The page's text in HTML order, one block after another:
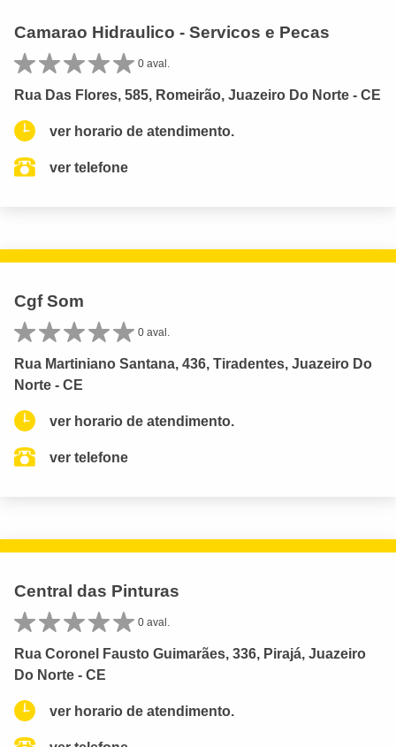
Camarao Hidraulico - Servicos e Pecas
0 aval.
Rua Das Flores, 585, Romeirão, Juazeiro Do Norte - CE
ver horario de atendimento.
ver telefone
Cgf Som
0 aval.
Rua Martiniano Santana, 436, Tiradentes, Juazeiro Do
Norte - CE
ver horario de atendimento.
ver telefone
Central das Pinturas
0 aval.
Rua Coronel Fausto Guimarães, 336, Pirajá, Juazeiro
Do Norte - CE
ver horario de atendimento.